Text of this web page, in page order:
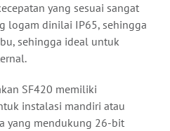
yang sesuai sangat
logam dinilai IP65, sehingga
sehingga ideal untuk
SF420 memiliki
instalasi mandiri atau
yang mendukung 26-bit